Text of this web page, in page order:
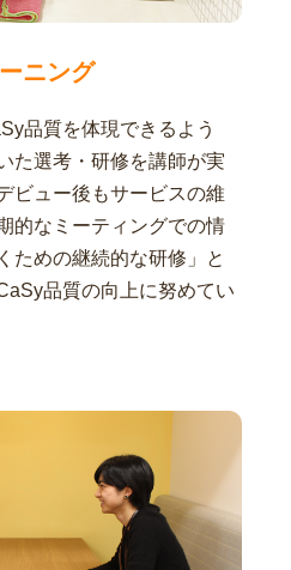
ーニング
品質を体現できるよう
た選考・研修を講師が実
ビュー後もサービスの維
的なミーティングでの情
ための継続的な研修」と
品質の向上に努めてい